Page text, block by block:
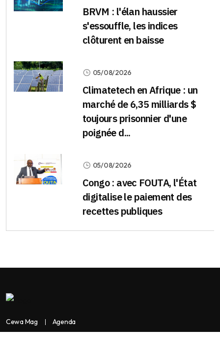
BRVM : l'élan haussier
s'essouffle, les indices
clôturent en baisse
05/08/2026
Climatetech en Afrique : un
marché de 6,35 milliards $
toujours prisonnier d'une
poignée d...
05/08/2026
Congo : avec FOUTA, l'État
digitalise le paiement des
recettes publiques
Cewa Mag Agenda